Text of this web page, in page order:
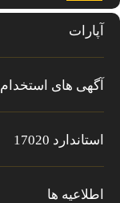
آپارات
آگهی های استخدام
استاندارد 17020
اطلاعیه ها